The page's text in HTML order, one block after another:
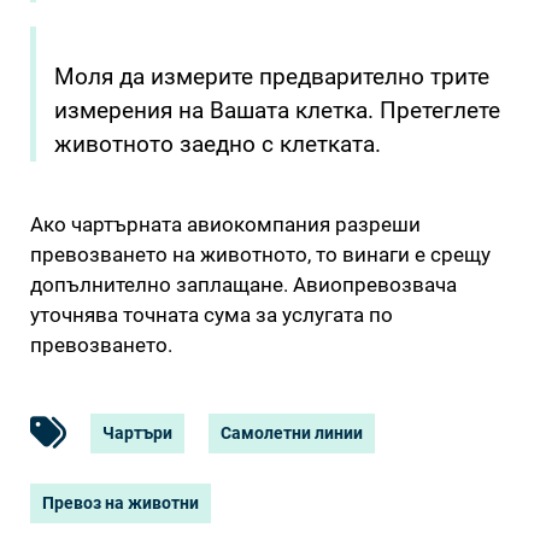
Моля да измерите предварително трите
измерения на Вашата клетка. Претеглете
животното заедно с клетката.
Ако чартърната авиокомпания разреши
превозването на животното, то винаги е срещу
допълнително заплащане. Авиопревозвача
уточнява точната сума за услугата по
превозването.
Чартъри Самолетни линии
Превоз на животни